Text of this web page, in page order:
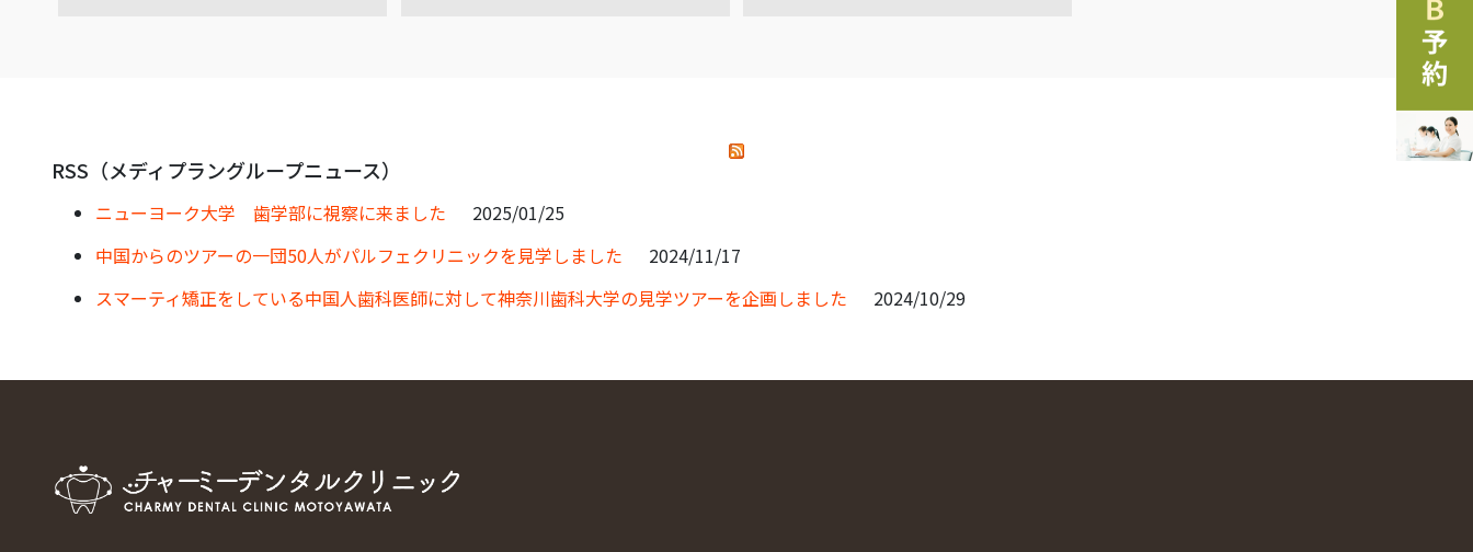
RSS（メディプラングループニュース）
ニューヨーク大学 歯学部に視察に来ました
2025/01/25
中国からのツアーの一団50人がパルフェクリニックを見学しました
2024/11/17
スマーティ矯正をしている中国人歯科医師に対して神奈川歯科大学の見学ツアーを企画しました
2024/10/29